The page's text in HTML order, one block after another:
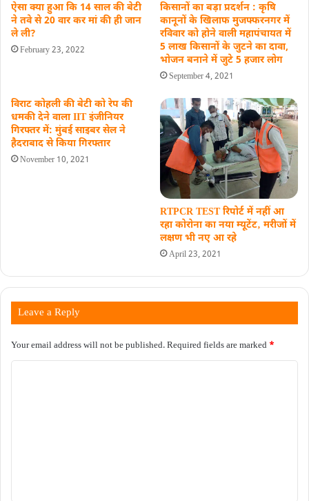
ऐसा क्या हुआ कि 14 साल की बेटी
ने तवे से 20 वार कर मां की ही जान
ले ली?
February 23, 2022
किसानों का बड़ा प्रदर्शन : कृषि
कानूनों के खिलाफ मुजफ्फरनगर में
रविवार को होने वाली महापंचायत में
5 लाख किसानों के जुटने का दावा,
भोजन बनाने में जुटे 5 हजार लोग
September 4, 2021
विराट कोहली की बेटी को रेप की
धमकी देने वाला IIT इंजीनियर
गिरफ्तर में: मुंबई साइबर सेल ने
हैदराबाद से किया गिरफ्तार
November 10, 2021
RTPCR TEST रिपोर्ट में नहीं आ
रहा कोरोना का नया म्यूटेंट‚ मरीजों में
लक्षण भी नए आ रहे
April 23, 2021
Leave a Reply
Your email address will not be published.Required fields are marked *